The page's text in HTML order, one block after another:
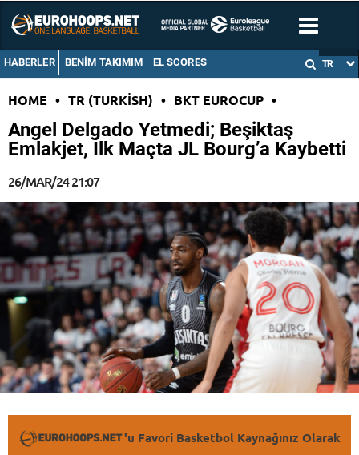
HABERLER BENIM TAKIMIM EL SCORES TR
HOME • TR (TURKISH) • BKT EUROCUP •
Angel Delgado Yetmedi; Beşiktaş
Emlakjet, İlk Maçta JL Bourg’a Kaybetti
26/MAR/24 21:07
'u Favori Basketbol Kaynağınız Olarak